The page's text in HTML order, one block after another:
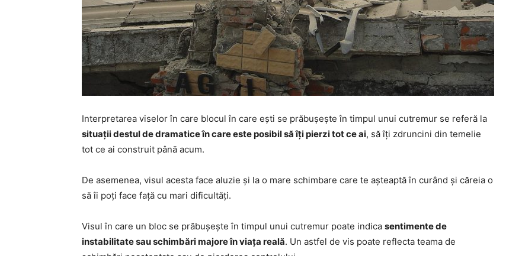
Interpretarea viselor în care blocul în care ești se prăbușește în timpul unui cutremur se referă la
situații destul de dramatice în care este posibil să îți pierzi tot ce ai, să îți zdruncini din temelie
tot ce ai construit până acum.
De asemenea, visul acesta face aluzie și la o mare schimbare care te așteaptă în curând și căreia o
să îi poți face față cu mari dificultăți.
Visul în care un bloc se prăbușește în timpul unui cutremur poate indica sentimente de
instabilitate sau schimbări majore în viața reală. Un astfel de vis poate reflecta teama de